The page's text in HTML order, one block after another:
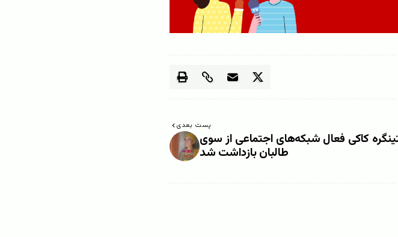
پست بعدی
کاکی فعال شبکه‌های اجتماعی از سوی
طالبان بازداشت شد